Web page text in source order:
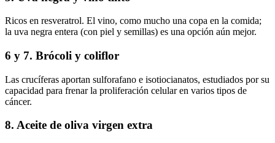
Ricos en resveratrol. El vino, como mucho una copa en la comida;
la uva negra entera (con piel y semillas) es una opción aún mejor.
6 y 7. Brócoli y coliflor
Las crucíferas aportan sulforafano e isotiocianatos, estudiados por su
capacidad para frenar la proliferación celular en varios tipos de
cáncer.
8. Aceite de oliva virgen extra